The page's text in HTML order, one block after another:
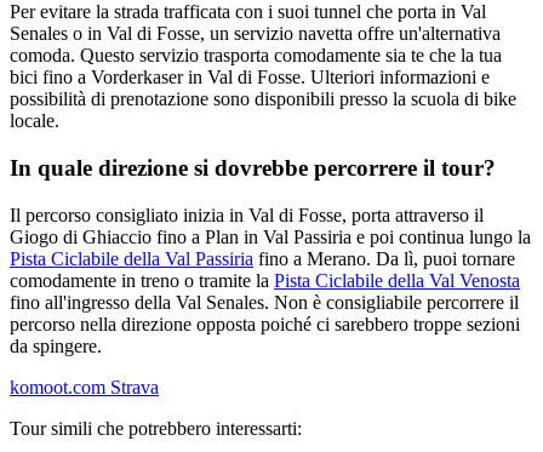
Per evitare la strada trafficata con i suoi tunnel che porta in Val
Senales o in Val di Fosse, un servizio navetta offre un'alternativa
comoda. Questo servizio trasporta comodamente sia te che la tua
bici fino a Vorderkaser in Val di Fosse. Ulteriori informazioni e
possibilità di prenotazione sono disponibili presso la scuola di bike
locale.
In quale direzione si dovrebbe percorrere il tour?
Il percorso consigliato inizia in Val di Fosse, porta attraverso il
Giogo di Ghiaccio fino a Plan in Val Passiria e poi continua lungo la
Pista Ciclabile della Val Passiria fino a Merano. Da lì, puoi tornare
comodamente in treno o tramite la Pista Ciclabile della Val Venosta
fino all'ingresso della Val Senales. Non è consigliabile percorrere il
percorso nella direzione opposta poiché ci sarebbero troppe sezioni
da spingere.
komoot.com Strava
Tour simili che potrebbero interessarti: